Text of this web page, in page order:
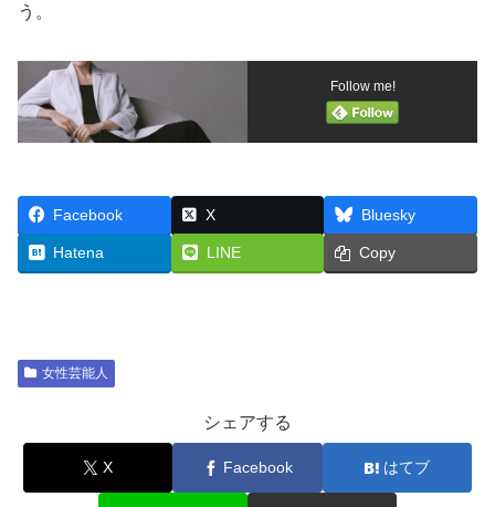
う。
Follow me!
Facebook X Bluesky
Hatena LINE Copy
女性芸能人
シェアする
X Facebook はてブ